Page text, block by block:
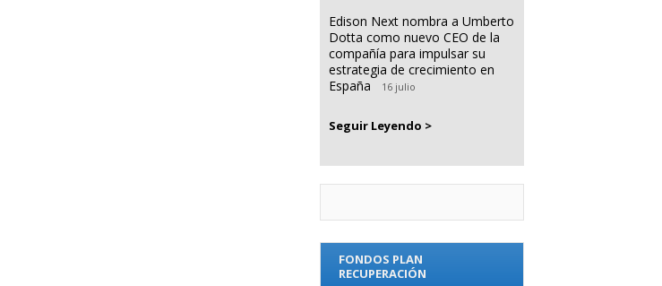
Edison Next nombra a Umberto
Dotta como nuevo CEO de la
compañía para impulsar su
estrategia de crecimiento en
España
16 julio
Seguir Leyendo >
FONDOS PLAN
RECUPERACIÓN